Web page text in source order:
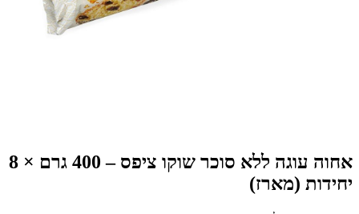
אחוה עוגה ללא סוכר שוקו ציפס – 400 גרם × 8
יחידות (מארז)